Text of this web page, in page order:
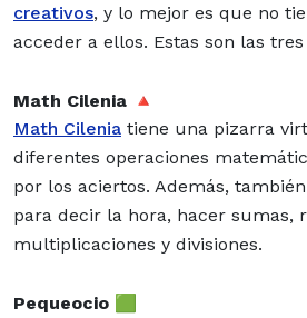
creativos, y lo mejor es que no
acceder a ellos. Estas son las
Math Cilenia 🔺
Math Cilenia tiene una pizarra
diferentes operaciones
por los aciertos. Además,
para decir la hora, hacer sumas,
multiplicaciones y divisiones.
Pequeocio 🟩